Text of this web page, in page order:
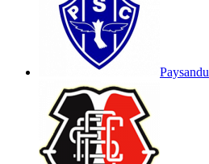
Paysandu